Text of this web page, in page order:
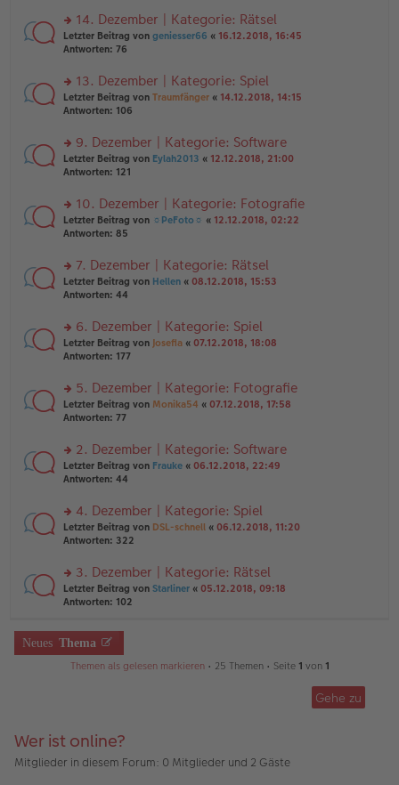
tr
a
g
e
n
er
tr
a
g
n
g
el
e
n
er
tr
a
g
rs
te
n
g
el
e
n
er
tr
a
g
14. Dezember | Kategorie: Rätsel
Letzter Beitrag von geniesser66 « 16.12.2018, 16:45
Antworten: 76
rs
te
n
g
el
e
n
er
tr
a
g
13. Dezember | Kategorie: Spiel
Letzter Beitrag von Traumfänger « 14.12.2018, 14:15
Antworten: 106
rs
te
n
g
el
e
n
er
tr
a
g
9. Dezember | Kategorie: Software
Letzter Beitrag von Eylah2013 « 12.12.2018, 21:00
Antworten: 121
rs
te
n
g
el
e
n
er
tr
a
g
10. Dezember | Kategorie: Fotografie
Letzter Beitrag von ☼PeFoto☼ « 12.12.2018, 02:22
Antworten: 85
rs
te
n
g
el
e
n
er
tr
a
g
7. Dezember | Kategorie: Rätsel
Letzter Beitrag von Hellen « 08.12.2018, 15:53
Antworten: 44
rs
te
n
g
el
e
n
er
tr
a
g
6. Dezember | Kategorie: Spiel
Letzter Beitrag von Josefia « 07.12.2018, 18:08
Antworten: 177
rs
te
n
g
el
e
n
er
tr
a
g
5. Dezember | Kategorie: Fotografie
Letzter Beitrag von Monika54 « 07.12.2018, 17:58
Antworten: 77
rs
te
n
g
el
e
n
er
tr
a
2. Dezember | Kategorie: Software
Letzter Beitrag von Frauke « 06.12.2018, 22:49
Antworten: 44
rs
te
n
g
el
e
n
er
4. Dezember | Kategorie: Spiel
Letzter Beitrag von DSL-schnell « 06.12.2018, 11:20
Antworten: 322
rs
te
n
g
ei
tr
3. Dezember | Kategorie: Rätsel
Letzter Beitrag von Starliner « 05.12.2018, 09:18
Antworten: 102
Neues Thema
Themen als gelesen markieren• 25 Themen • Seite 1 von 1
Gehe zu
Wer ist online?
Mitglieder in diesem Forum: 0 Mitglieder und 2 Gäste